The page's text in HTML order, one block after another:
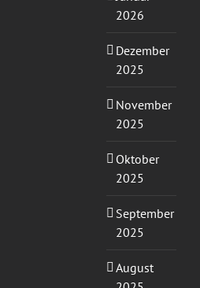
2026
Dezember
2025
November
2025
Oktober
2025
September
2025
August